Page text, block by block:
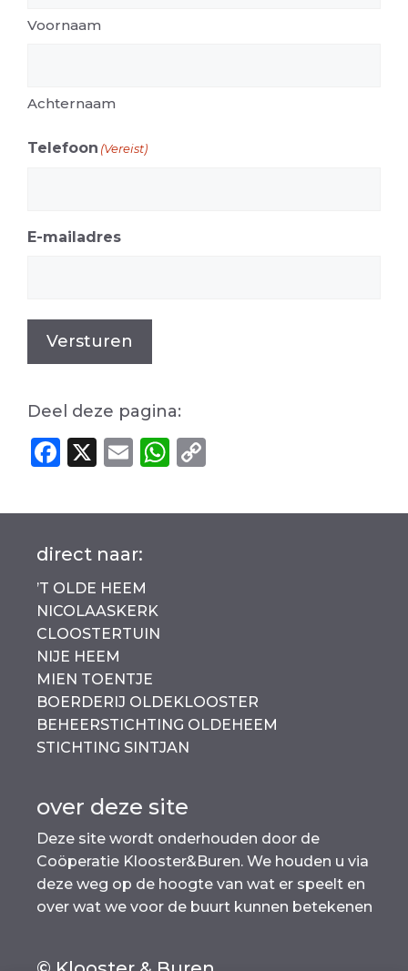
Voornaam
Achternaam
Telefoon (Vereist)
E-mailadres
Versturen
Deel deze pagina:
F
c
b
o
o
k
X
E
ai
W
a p
direct naar:
’T OLDE HEEM
NICOLAASKERK
CLOOSTERTUIN
NIJE HEEM
MIEN TOENTJE
BOERDERIJ OLDEKLOOSTER
BEHEERSTICHTING OLDEHEEM
STICHTING SINTJAN
over deze site
Deze site wordt onderhouden door de
Coöperatie Klooster&Buren. We houden u via
deze weg op de hoogte van wat er speelt en
over wat we voor de buurt kunnen betekenen